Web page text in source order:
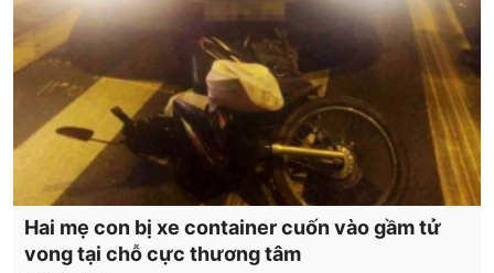
Hai mẹ con bị xe container cuốn vào gầm tử
vong tại chỗ cực thương tâm